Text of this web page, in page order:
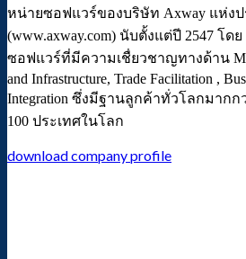
หน่ายซอฟแวร์ของบริษัท Axway แห่งป
(www.axway.com) นับตั้งแต่ปี 2547 โด
ซอฟแวร์ที่มีความเชื่ยวชาญทางด้าน
and Infrastructure, Trade Facilitation ,
Integration ซึ่งมีฐานลูกค้าทั่วโลกมากก
100 ประเทศในโลก
download company profile